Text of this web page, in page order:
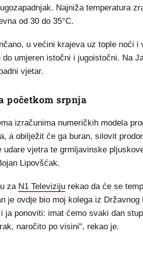
Najniža temperatura
od 30 do 35°C.
u većini krajeva uz tople noći
umjeren istočni i jugoistočni. Na
vjetar.
početkom srpnja
izračunima numeričkih modela
a obilježit će ga buran, silovit
udare vjetra te grmljavinske
Lipovšćak.
za N1 Televiziju rekao da će se
je ovdje bio moj kolega iz
ja ponoviti: imat ćemo svaki dan
naročito po visini", rekao je.